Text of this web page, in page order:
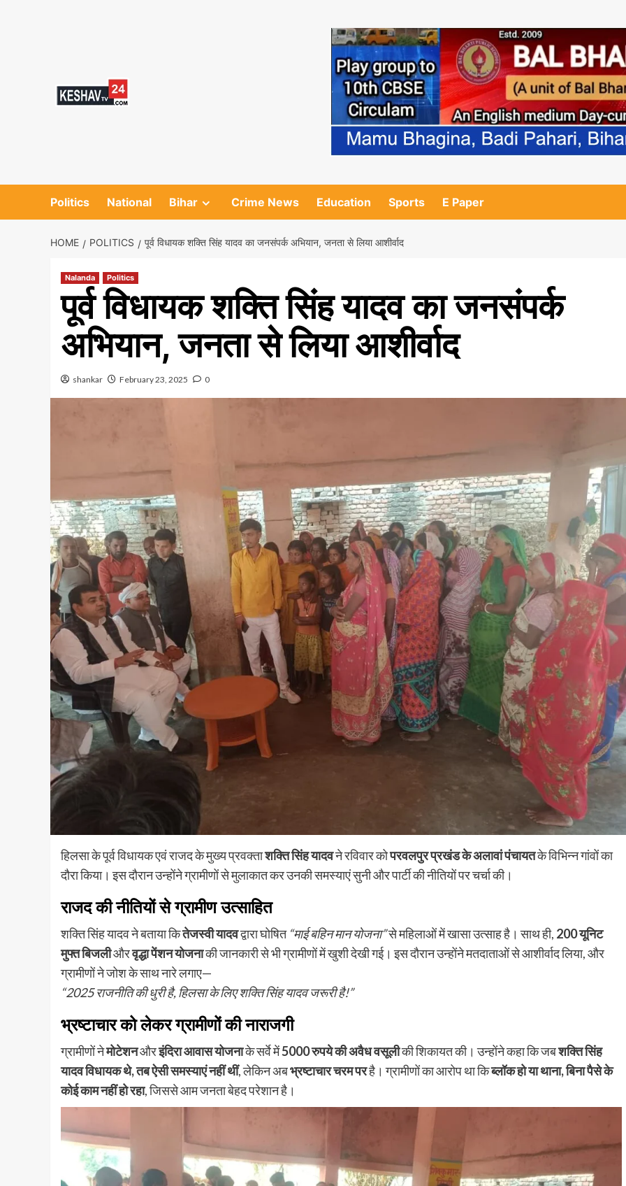
Politics National Bihar Crime News Education Sports E Paper
HOME POLITICS पूर्व विधायक शक्ति सिंह यादव का जनसंपर्क अभियान, जनता से लिया आशीर्वाद
Nalanda Politics
पूर्व विधायक शक्ति सिंह यादव का जनसंपर्क
अभियान, जनता से लिया आशीर्वाद
shankar February 23, 2025 0
हिलसा के पूर्व विधायक एवं राजद के मुख्य प्रवक्ताशक्ति सिंह यादवने रविवार कोपरवलपुर प्रखंड के अलावां पंचायतके विभिन्न गांवों का
दौरा किया। इस दौरान उन्होंने ग्रामीणों से मुलाकात कर उनकी समस्याएं सुनी और पार्टी की नीतियों पर चर्चा की।
राजद की नीतियों से ग्रामीण उत्साहित
शक्ति सिंह यादव ने बताया कितेजस्वी यादवद्वारा घोषित “माई बहिन मान योजना”से महिलाओं में खासा उत्साह है। साथ ही, 200 यूनिट
मुफ्त बिजलीऔरवृद्धा पेंशन योजनाकी जानकारी से भी ग्रामीणों में खुशी देखी गई। इस दौरान उन्होंने मतदाताओं से आशीर्वाद लिया, और
ग्रामीणों ने जोश के साथ नारे लगाए—
“2025 राजनीति की धुरी है, हिलसा के लिए शक्ति सिंह यादव जरूरी है!”
भ्रष्टाचार को लेकर ग्रामीणों की नाराजगी
ग्रामीणों नेमोटेशनऔरइंदिरा आवास योजनाके सर्वे में5000 रुपये की अवैध वसूलीकी शिकायत की। उन्होंने कहा कि जबशक्ति सिंह
यादव विधायक थे, तब ऐसी समस्याएं नहीं थीं, लेकिन अबभ्रष्टाचार चरम परहै। ग्रामीणों का आरोप था किब्लॉक हो या थाना, बिना पैसे के
कोई काम नहीं हो रहा, जिससे आम जनता बेहद परेशान है।
पिचासा मोड़ पर तेज रफ्तार ट्रक ने स्कूटी सवार को
रौंदा, हाथ में गंभीर चोट; चालक हिरासत में, ट्रक जब्त